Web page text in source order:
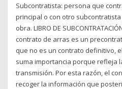
Subcontratista: persona que
principal o con otro
obra. LIBRO DE
contrato de arras es un
que no es un contrato definitivo,
suma importancia porque refleja
transmisión. Por esta razón, el
recoger la información que